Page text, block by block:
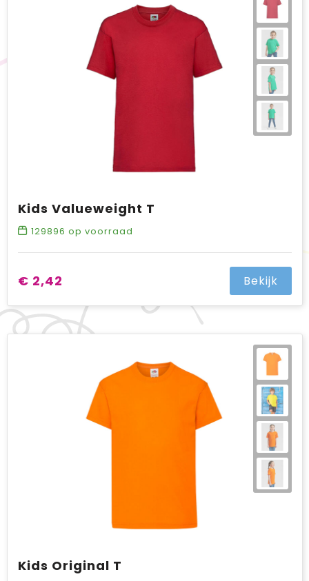
Brievenbuspakketten
Kids Valueweight T
129896 op voorraad
€ 2,42 Bekijk
Kids Original T